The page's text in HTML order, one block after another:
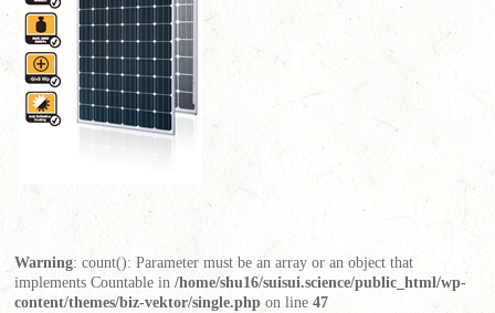
Warning: count(): Parameter must be an array or an object that
implements Countable in/home/shu16/suisui.science/public_html/wp-
content/themes/biz-vektor/single.php on line47